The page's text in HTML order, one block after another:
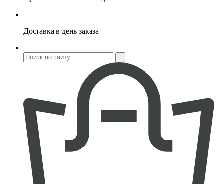
Доставка в день заказа